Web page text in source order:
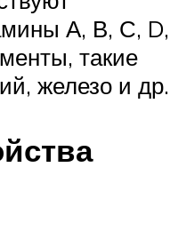
А, В, С, D,
такие
железо и др.